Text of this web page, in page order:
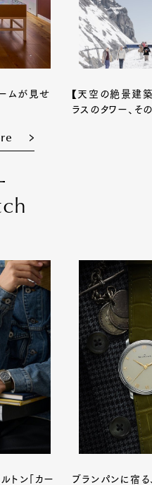
ームが見せ
【天空の絶景建
ラスのタワー、そ
ch
トン「カー
ブランパンに宿る